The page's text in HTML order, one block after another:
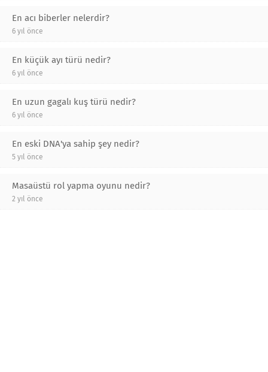
En acı biberler nelerdir?
6 yıl önce
En küçük ayı türü nedir?
6 yıl önce
En uzun gagalı kuş türü nedir?
6 yıl önce
En eski DNA'ya sahip şey nedir?
5 yıl önce
Masaüstü rol yapma oyunu nedir?
2 yıl önce